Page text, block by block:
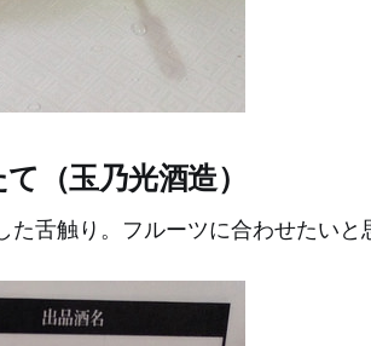
（玉乃光酒造）
舌触り。フルーツに合わせたいと